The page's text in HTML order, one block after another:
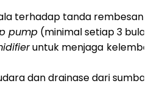
terhadap tanda rembesan
pump (minimal setiap 3
untuk menjaga
dan drainase dari